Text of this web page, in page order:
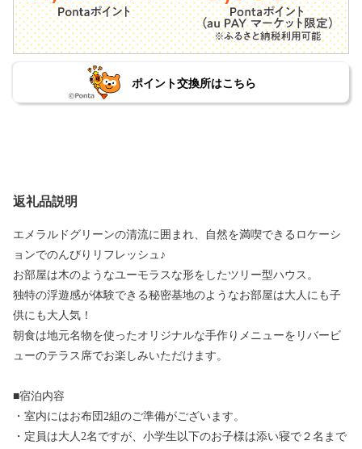
ポイント交換所はこちら
返礼品説明
エメラルドグリーンの清流に囲まれ、自然を満喫できるロケーシ
ョンでのんびりリフレッシュ♪
お部屋は木のようなユーモラスな形をしたツリー型ハウス。
独特の浮遊感が体験できる秘密基地のようなお部屋は大人にも子
供にも大人気！
朝食は地元名物を使ったオリジナルな手作りメニューをリバービ
ューのテラス席でお楽しみいただけます。
■宿泊内容
・室内にはお布団2組のご準備がございます。
・定員は大人2名ですが、小学生以下のお子様は添い寝で２名まで